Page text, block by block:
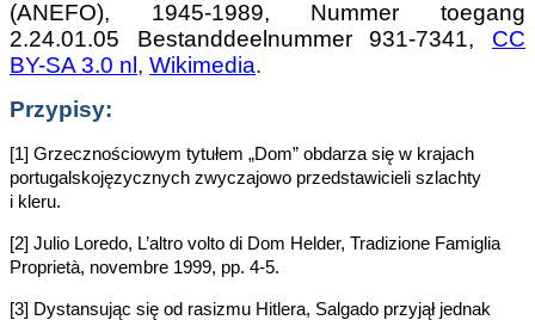
(ANEFO), 1945-1989, Nummer toegang
2.24.01.05 Bestanddeelnummer 931-7341, CC
BY-SA 3.0 nl, Wikimedia.
Przypisy:
[1] Grzecznościowym tytułem „Dom” obdarza się w krajach
portugalskojęzycznych zwyczajowo przedstawicieli szlachty
i kleru.
[2] Julio Loredo, L’altro volto di Dom Helder, Tradizione Famiglia
Proprietà, novembre 1999, pp. 4-5.
[3] Dystansując się od rasizmu Hitlera, Salgado przyjął jednak